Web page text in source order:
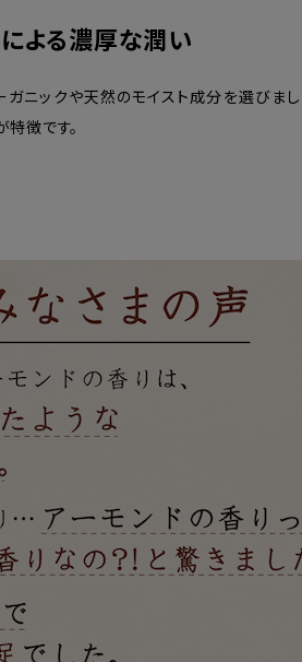
よる濃厚な潤い
ニックや天然のモイスト成分を選びまし
徴です。